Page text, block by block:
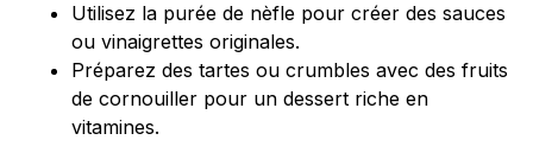
Utilisez la purée de nèfle pour créer des sauces
ou vinaigrettes originales.
Préparez des tartes ou crumbles avec des fruits
de cornouiller pour un dessert riche en
vitamines.